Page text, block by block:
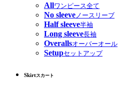
Allワンピース全て
No sleeve ノースリーブ
Half sleeve半袖
Long sleeve長袖
Overallsオーバーオール
Setupセットアップ
Skirtスカート